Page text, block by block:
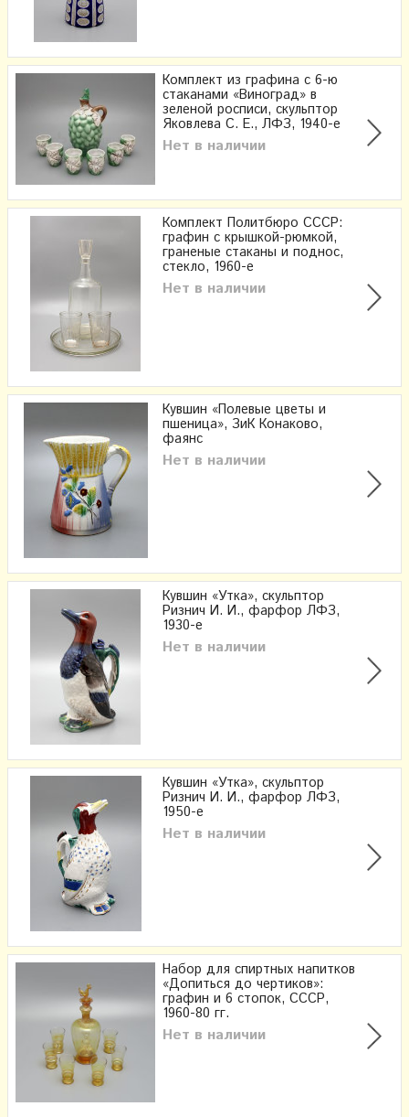
Комплект из графина с 6-ю
стаканами «Виноград» в
зеленой росписи, скульптор
Яковлева С. Е., ЛФЗ, 1940-е
Нет в наличии
Комплект Политбюро СССР:
графин с крышкой-рюмкой,
граненые стаканы и поднос,
стекло, 1960-е
Нет в наличии
Кувшин «Полевые цветы и
пшеница», ЗиК Конаково,
фаянс
Нет в наличии
Кувшин «Утка», скульптор
Ризнич И. И., фарфор ЛФЗ,
1930-е
Нет в наличии
Кувшин «Утка», скульптор
Ризнич И. И., фарфор ЛФЗ,
1950-е
Нет в наличии
Набор для спиртных напитков
«Допиться до чертиков»:
графин и 6 стопок, СССР,
1960-80 гг.
Нет в наличии